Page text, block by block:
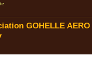
GOHELLE